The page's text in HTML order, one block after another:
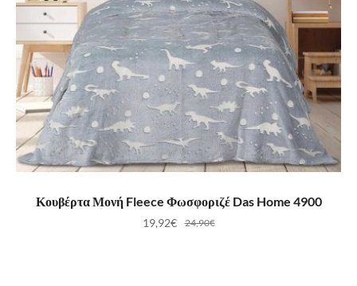
ΠΡΟΣΘΉΚΗ ΣΤΟ ΚΑΛΆΘΙ
Κουβέρτα Μονή Fleece Φωσφοριζέ Das Home 4900
24,90€
19,92€